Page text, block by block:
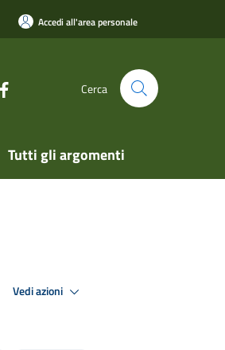
Accedi all'area personale
Cerca
Tutti gli argomenti
Vedi azioni